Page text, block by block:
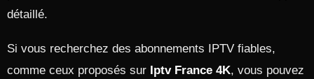
détaillé.
Si vous recherchez des abonnements IPTV fiables,
comme ceux proposés sur Iptv France 4K, vous pouvez